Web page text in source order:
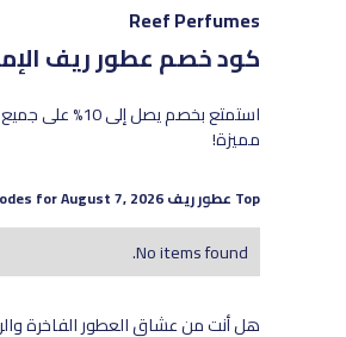
Reef Perfumes
كود خصم عطور ريف
استمتع بخصم
مميزة!
Top عطور ريفAugust 7, 2026
No items found.